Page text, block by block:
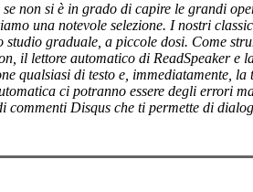
non si è in grado di capire le grandi
una notevole selezione. I nostri
graduale, a piccole dosi. Come
il lettore automatico di ReadSpeaker e
qualsiasi di testo e, immediatamente,
ci potranno essere degli errori
commenti Disqus che ti permette di